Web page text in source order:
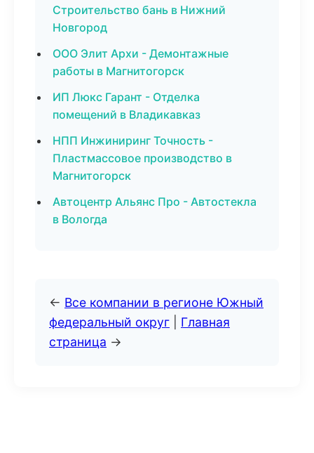
Строительство бань в Нижний
Новгород
ООО Элит Архи - Демонтажные
работы в Магнитогорск
ИП Люкс Гарант - Отделка
помещений в Владикавказ
НПП Инжиниринг Точность -
Пластмассовое производство в
Магнитогорск
Автоцентр Альянс Про - Автостекла
в Вологда
← Все компании в регионе Южный
федеральный округ
Главная
страница →